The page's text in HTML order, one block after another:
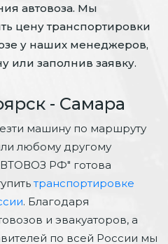
автовоза. Мы
цену транспортировки
у наших менеджеров,
или заполнив заявку.
- Самара
машину по маршруту
любому другому
РФ" готова
транспортировке
. Благодаря
и эвакуаторов, а
по всей России мы